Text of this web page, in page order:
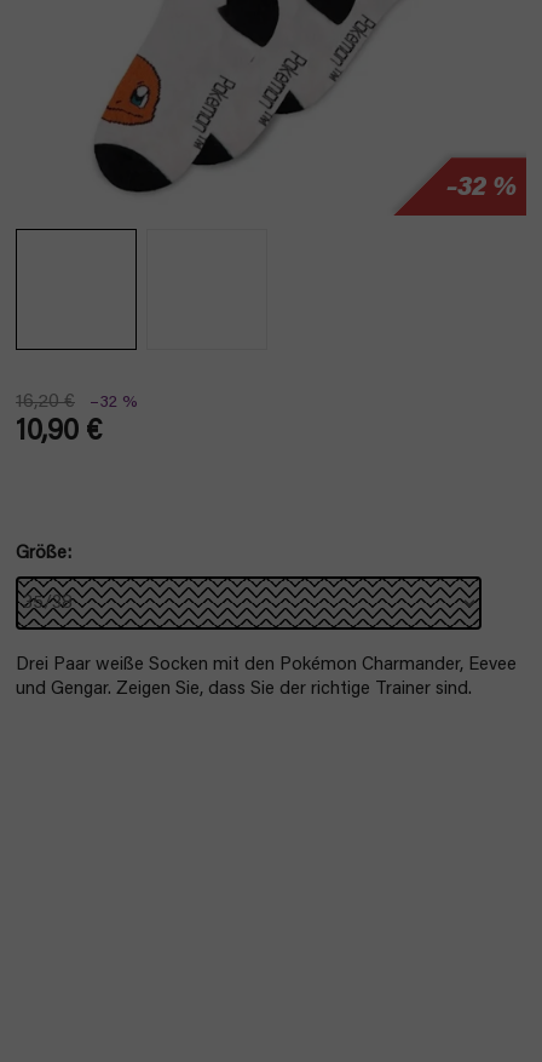
–32 %
16,20 € –32 %
10,90 €
Größe
Drei Paar weiße Socken mit den Pokémon Charmander, Eevee
und Gengar. Zeigen Sie, dass Sie der richtige Trainer sind.